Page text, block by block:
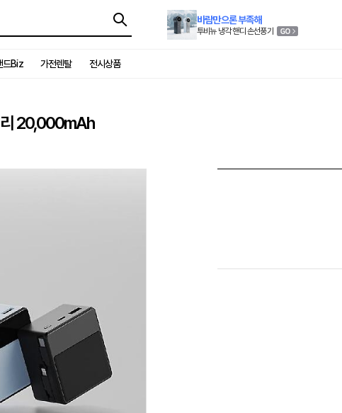
바람만으론 부족해
투비뉴 냉각 핸디 손선풍기
드Biz 가전렌탈 전시상품
리 20,000mAh